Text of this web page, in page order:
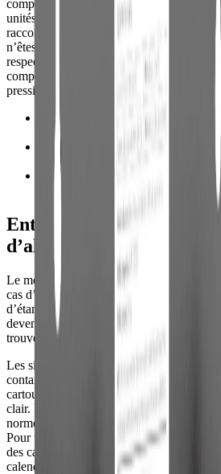
comptoir, de douche ou en ligne. Les
unités pour toute la maison et les
raccordements au drain sont mieux gérés
n’êtes pas à l’aise pour couper les
respecter la réglementation locale. Après
complètement le système et vérifiez
pression normale.
Mesurez l’espace pour les
changements de cartouches.
Vérifiez les besoins en
électrique avant l’achat.
Rincez les nouveaux filtres puis
Entretien, coût de
d’alerte
Le meilleur système est celui qui sera
cas d’usage, prévoyez le remplacement
d’étanchéité et des rinçages périodiques.
devenir coûteux si les cartouches sont
trouver ou remplacées trop souvent.
Les signaux d’alerte incluent des
contaminants, l’absence de débit indiqué,
cartouches de remplacement, et
clair. Pour les allégations concernant
normes NSF/ANSI ou des données
Pour un usage professionnel, le temps
des cartouches de rechange ou du sel sur
calendrier d’entretien.